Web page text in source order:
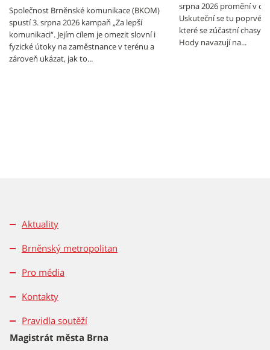
Společnost Brněnské komunikace (BKOM)
spustí 3. srpna 2026 kampaň „Za lepší
komunikaci“. Jejím cílem je omezit slovní i
fyzické útoky na zaměstnance v terénu a
zároveň ukázat, jak to...
srpna 2026 promění v
Uskuteční se tu poprvé
které se zúčastní chasy
Hody navazují na...
Aktuality
Brněnský metropolitan
Pro média
Kontakty
Pravidla soutěží
Magistrát města Brna